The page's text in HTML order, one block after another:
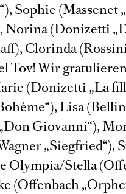
Sophie
Norina (Donizetti
Clorinda
Tov! Wir
(Donizetti „La
Lisa
Giovanni“),
„Siegfried“),
Olympia/Stella
(Offenbach